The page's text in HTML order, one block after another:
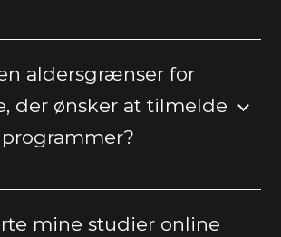
aldersgrænser for
der ønsker at tilmelde
programmer?
mine studier online